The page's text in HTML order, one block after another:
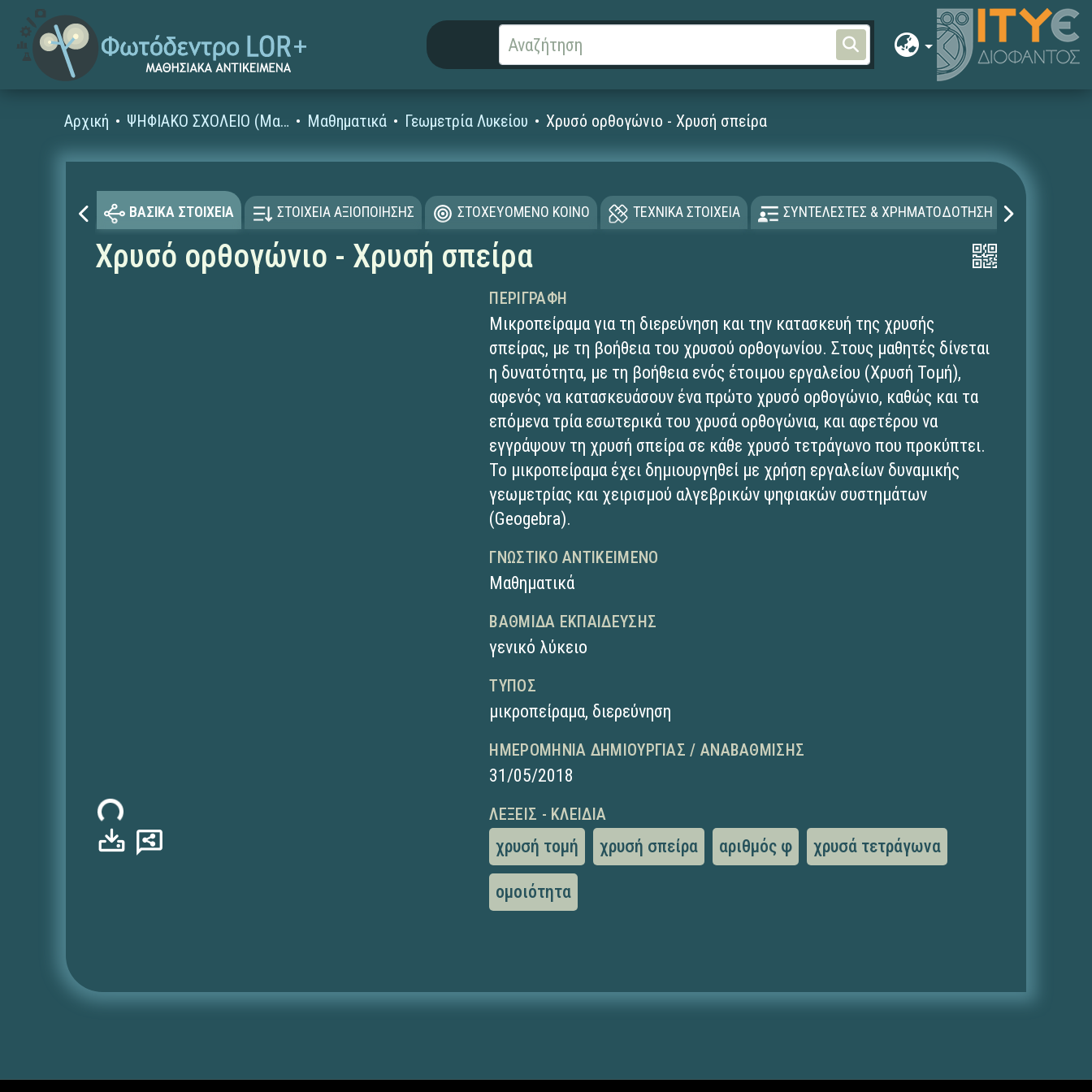
Αρχική ΨΗΦΙΑΚΟ ΣΧΟΛΕΙΟ (Μαθησιακά Αντικείμενα) Μαθηματικά Γεωμετρία Λυκείου Χρυσό ορθογώνιο - Χρυσή σπείρα
ΒΑΣΙΚΑ ΣΤΟΙΧΕΙΑ ΣΤΟΙΧΕΙΑ ΑΞΙΟΠΟΙΗΣΗΣ ΣΤΟΧΕΥΟΜΕΝΟ ΚΟΙΝΟ ΤΕΧΝΙΚΑ ΣΤΟΙΧΕΙΑ ΣΥΝΤΕΛΕΣΤΕΣ & ΧΡΗΜΑΤΟΔΟΤΗΣΗ
Χρυσό ορθογώνιο - Χρυσή σπείρα
Φόρτωση...
ΠΕΡΙΓΡΑΦΉ
Μικροπείραμα για τη διερεύνηση και την κατασκευή της χρυσής
σπείρας, με τη βοήθεια του χρυσού ορθογωνίου. Στους μαθητές δίνεται
η δυνατότητα, με τη βοήθεια ενός έτοιμου εργαλείου (Χρυσή Τομή),
αφενός να κατασκευάσουν ένα πρώτο χρυσό ορθογώνιο, καθώς και τα
επόμενα τρία εσωτερικά του χρυσά ορθογώνια, και αφετέρου να
εγγράψουν τη χρυσή σπείρα σε κάθε χρυσό τετράγωνο που προκύπτει.
Το μικροπείραμα έχει δημιουργηθεί με χρήση εργαλείων δυναμικής
γεωμετρίας και χειρισμού αλγεβρικών ψηφιακών συστημάτων
(Geogebra).
ΓΝΩΣΤΙΚΌ ΑΝΤΙΚΕΊΜΕΝΟ
Μαθηματικά
ΒΑΘΜΊΔΑ ΕΚΠΑΊΔΕΥΣΗΣ
γενικό λύκειο
ΤΎΠΟΣ
μικροπείραμα, διερεύνηση
ΗΜΕΡΟΜΗΝΊΑ ΔΗΜΙΟΥΡΓΊΑΣ / ΑΝΑΒΆΘΜΙΣΗΣ
31/05/2018
ΛΈΞΕΙΣ - ΚΛΕΙΔΙΆ
χρυσή τομή χρυσή σπείρα αριθμός φ χρυσά τετράγωνα
ομοιότητα